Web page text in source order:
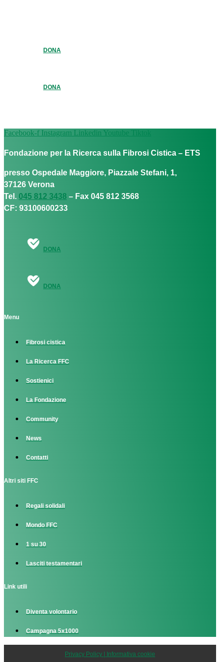
DONA
DONA
Facebook-f Instagram Linkedin Youtube Tiktok
Fondazione per la Ricerca sulla Fibrosi Cistica – ETS
presso Ospedale Maggiore, Piazzale Stefani, 1,
37126 Verona
Tel. 045 812 3438 – Fax 045 812 3568
CF: 93100600233
DONA
DONA
Menu
Fibrosi cistica
La Ricerca FFC
Sostienici
La Fondazione
Community
News
Contatti
Altri siti FFC
Regali solidali
Mondo FFC
1 su 30
Lasciti testamentari
Link utili
Diventa volontario
Campagna 5x1000
Privacy Policy | Informativa cookie